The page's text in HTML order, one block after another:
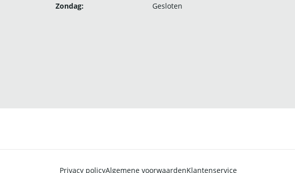
Zondag:
Gesloten
Privacy policyAlgemene voorwaardenKlantenservice